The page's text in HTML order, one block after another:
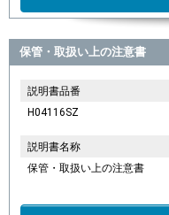
保管・取扱い上の注意書
説明書品番
H04116SZ
説明書名称
保管・取扱い上の注意書